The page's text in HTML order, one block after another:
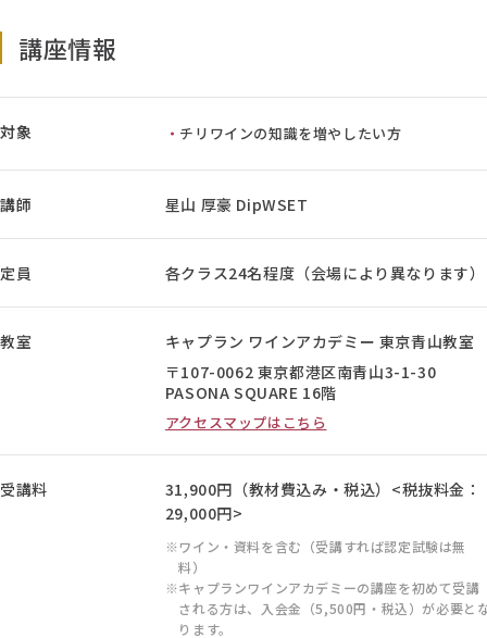
講座情報
対象 チリワインの知識を増やしたい方
講師 星山 厚豪 DipWSET
定員 各クラス24名程度（会場により異なります）
教室
キャプラン ワインアカデミー 東京青山教室
〒107-0062 東京都港区南青山3-1-30
PASONA SQUARE 16階
アクセスマップはこちら
受講料
31,900円（教材費込み・税込）<税抜料金：
29,000円>
ワイン・資料を含む（受講すれば認定試験は無
料）
キャプランワインアカデミーの講座を初めて受講
される方は、入会金（5,500円・税込）が必要と
ります。